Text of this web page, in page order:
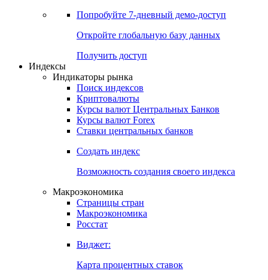
Попробуйте 7-дневный демо-доступ
Откройте глобальную базу данных
Получить доступ
Индексы
Индикаторы рынка
Поиск индексов
Криптовалюты
Курсы валют Центральных Банков
Курсы валют Forex
Ставки центральных банков
Создать индекс
Возможность создания своего индекса
Макроэкономика
Страницы стран
Макроэкономика
Росстат
Виджет:
Карта процентных ставок